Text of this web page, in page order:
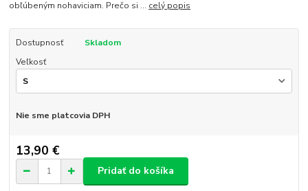
obľúbeným nohaviciam. Prečo si ... celý popis
Dostupnosť
Skladom
Veľkosť
Nie sme platcovia DPH
13,90 €
Pridať do košíka